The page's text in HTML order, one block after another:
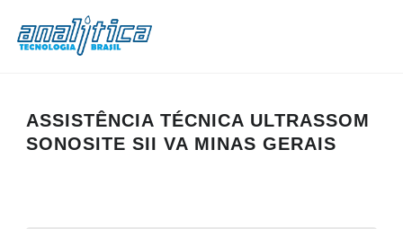
ASSISTÊNCIA TÉCNICA ULTRASSOM
SONOSITE SII VA MINAS GERAIS